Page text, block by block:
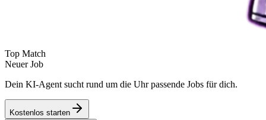
Top Match
Neuer Job
Dein KI-Agent sucht rund um die Uhr passende Jobs für dich.
Kostenlos starten